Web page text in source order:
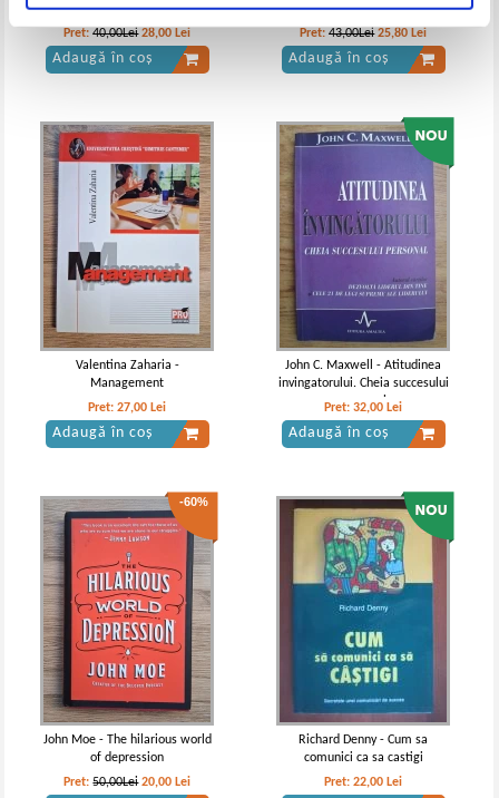
unificarii. Abordare holistica a
dezvoltarii si a transformarii
umane
Pret:40,00Lei 28,00 Lei
Adaugă în coș
bunului-simt
Pret:43,00Lei 25,80 Lei
Adaugă în coș
Valentina Zaharia -
Management
Pret:27,00 Lei
Adaugă în coș
John C. Maxwell - Atitudinea
invingatorului. Cheia succesului
personal
Pret:32,00 Lei
Adaugă în coș
-60%
John Moe - The hilarious world
of depression
Pret:50,00Lei 20,00 Lei
Richard Denny - Cum sa
comunici ca sa castigi
Pret:22,00 Lei